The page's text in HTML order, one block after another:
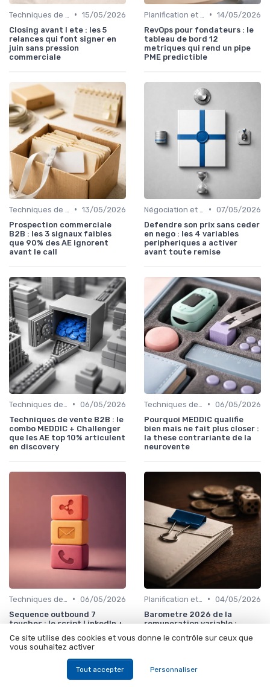
• 15/05/2026
Closing avant l ete : les 5
relances qui font signer en
juin sans pression
commerciale
• 14/05/2026
RevOps pour fondateurs : le
tableau de bord 12
metriques qui rend un pipe
PME predictible
• 13/05/2026
Prospection commerciale
B2B : les 3 signaux faibles
que 90% des AE ignorent
avant le call
• 07/05/2026
Defendre son prix sans ceder
en nego : les 4 variables
peripheriques a activer
avant toute remise
• 06/05/2026
Techniques de vente B2B : le
combo MEDDIC + Challenger
que les AE top 10% articulent
en discovery
• 06/05/2026
Pourquoi MEDDIC qualifie
bien mais ne fait plus closer :
la these contrariante de la
neurovente
• 06/05/2026
Sequence outbound 7
touches : le script LinkedIn +
premium utilisent en 2026
• 04/05/2026
Barometre 2026 de la
remuneration variable :
veulent moins de variable et
Ce site utilise des cookies et vous donne le contrôle sur ceux que
vous souhaitez activer
Tout accepter Personnaliser